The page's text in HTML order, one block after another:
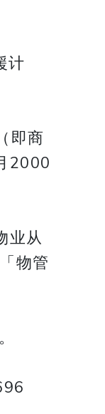
计
即商
2000
业从
物管